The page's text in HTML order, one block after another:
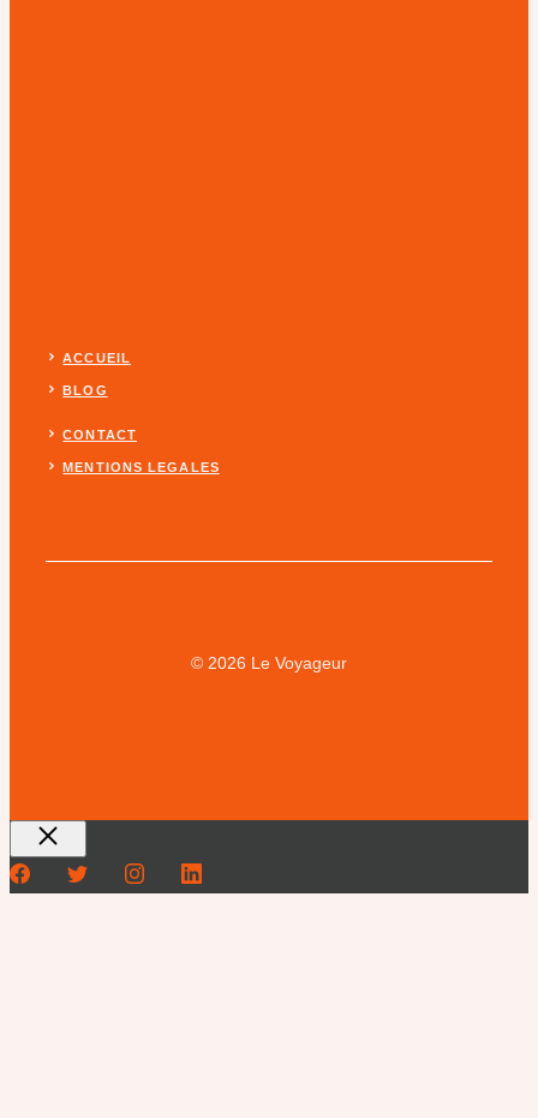
ACCUEIL
BLOG
CONTACT
MENTIONS LEGALES
© 2026 Le Voyageur
Fermer